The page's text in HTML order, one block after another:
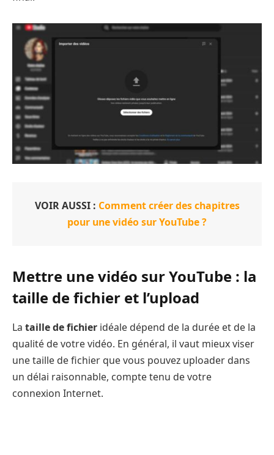
VOIR AUSSI : Comment créer des chapitres
pour une vidéo sur YouTube ?
Mettre une vidéo sur YouTube : la
taille de fichier et l’upload
La taille de fichier idéale dépend de la durée et de la
qualité de votre vidéo. En général, il vaut mieux viser
une taille de fichier que vous pouvez uploader dans
un délai raisonnable, compte tenu de votre
connexion Internet.